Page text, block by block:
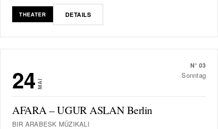
THEATER DETAILS
N° 03
24 MAI
Sonntag
AFARA – UGUR ASLAN Berlin
BIR ARABESK MÜZIKALI